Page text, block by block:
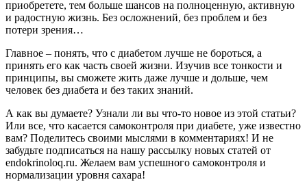
приобретете, тем больше шансов на полноценную, активную
и радостную жизнь. Без осложнений, без проблем и без
потери зрения…
Главное – понять, что с диабетом лучше не бороться, а
принять его как часть своей жизни. Изучив все тонкости и
принципы, вы сможете жить даже лучше и дольше, чем
человек без диабета и без таких знаний.
А как вы думаете? Узнали ли вы что-то новое из этой статьи?
Или все, что касается самоконтроля при диабете, уже известно
вам? Поделитесь своими мыслями в комментариях! И не
забудьте подписаться на нашу рассылку новых статей от
endokrinoloq.ru. Желаем вам успешного самоконтроля и
нормализации уровня сахара!